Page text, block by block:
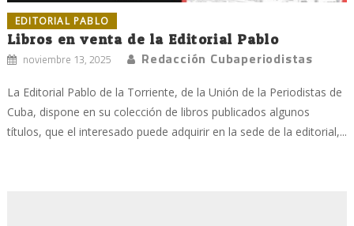
EDITORIAL PABLO
Libros en venta de la Editorial Pablo
noviembre 13, 2025 Redacción Cubaperiodistas
La Editorial Pablo de la Torriente, de la Unión de la Periodistas de
Cuba, dispone en su colección de libros publicados algunos
títulos, que el interesado puede adquirir en la sede de la editorial,...